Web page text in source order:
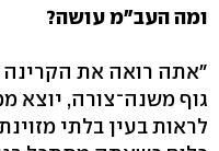
ומה העב"מ עושה?
"אתה רואה את הקרינה
גוף משנה־צורה, יוצא
לראות בעין בלתי